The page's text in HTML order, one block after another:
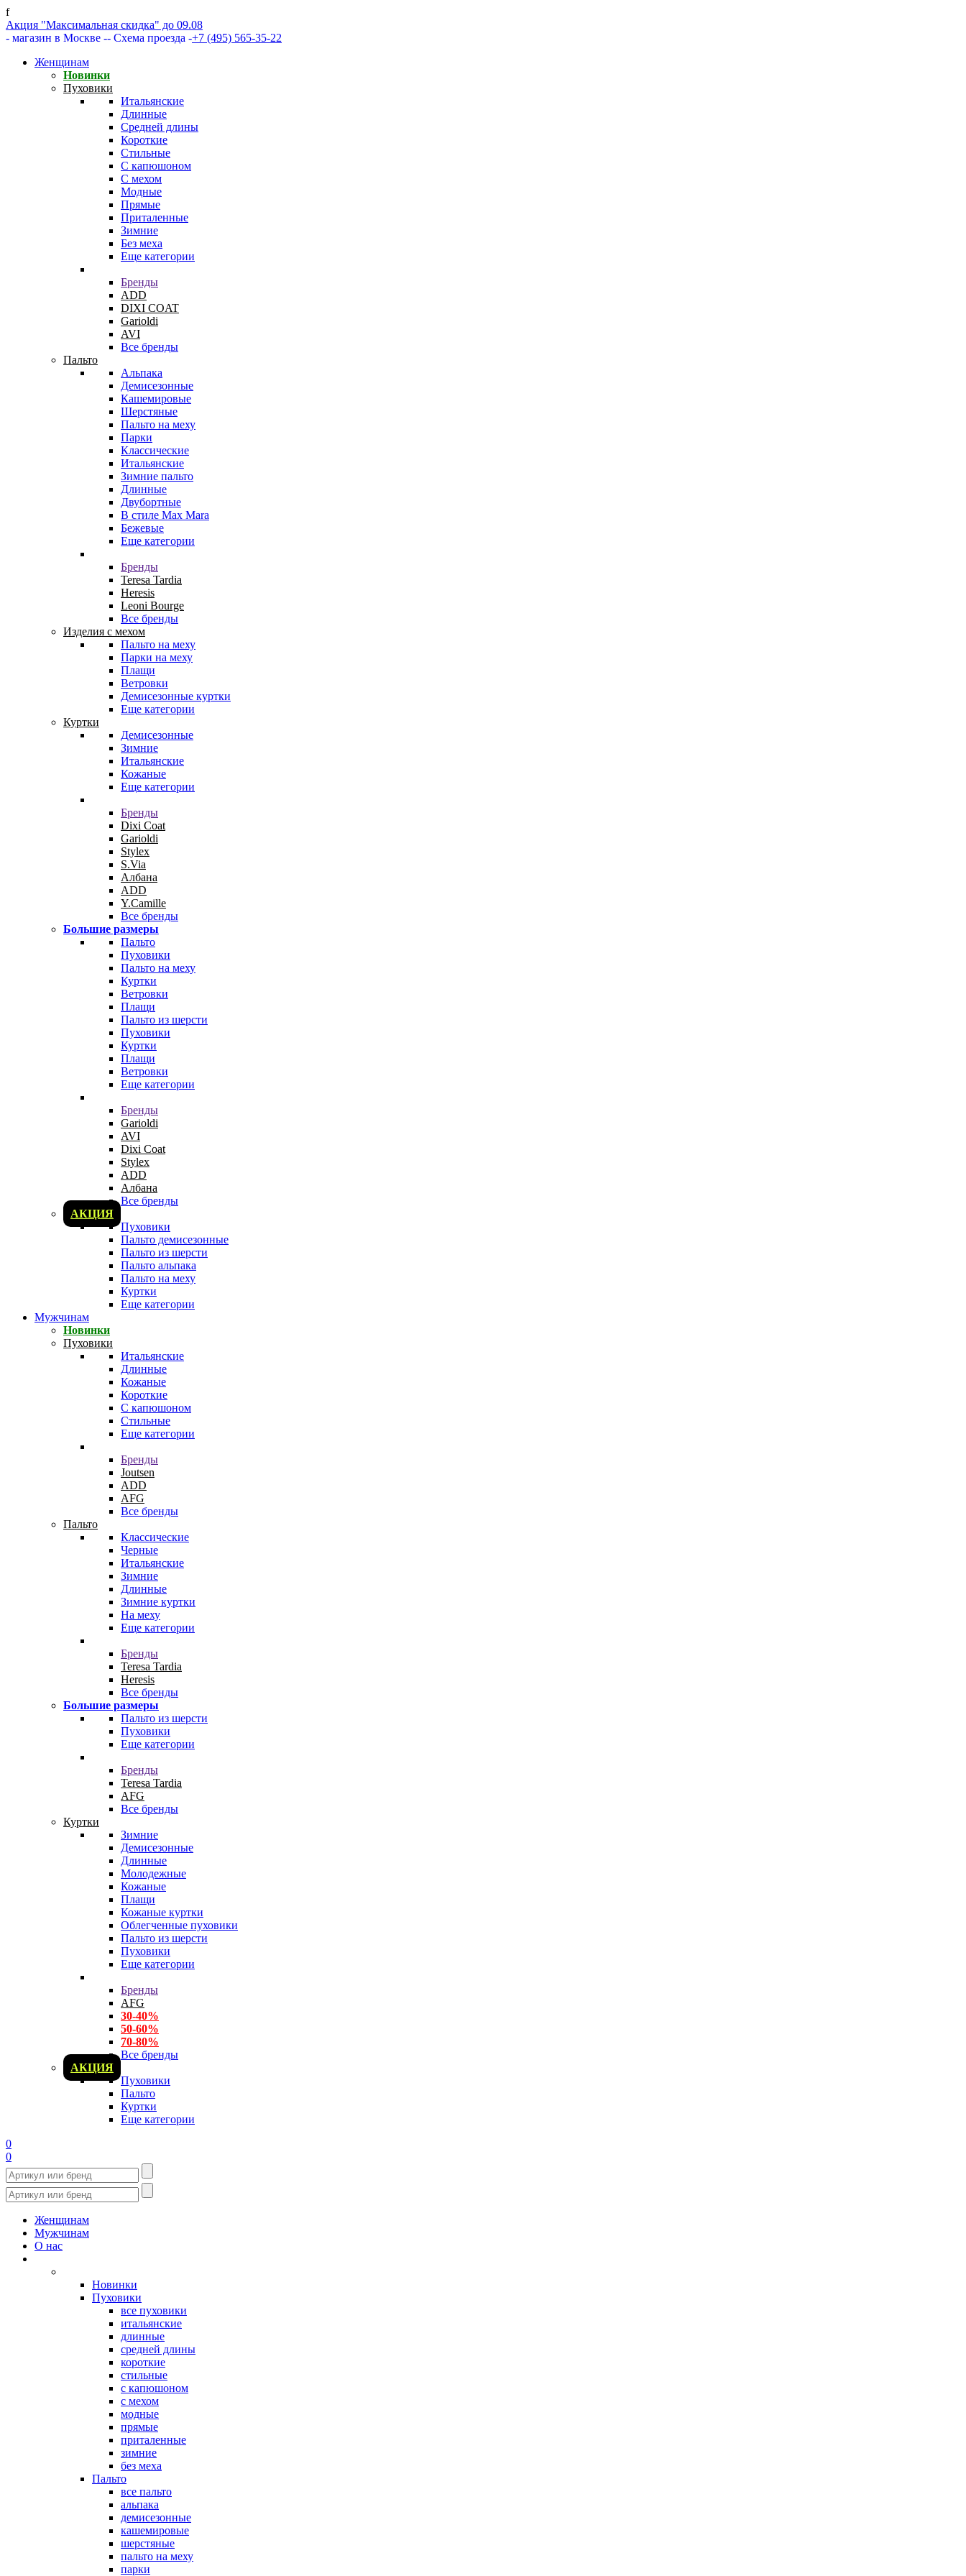
f
Акция "Максимальная скидка" до 09.08
- магазин в Москве -- Схема проезда -+7 (495) 565-35-22
Женщинам
Новинки
Пуховики
Итальянские
Длинные
Средней длины
Короткие
Стильные
С капюшоном
С мехом
Модные
Прямые
Приталенные
Зимние
Без меха
Еще категории
Бренды
ADD
DIXI COAT
Garioldi
AVI
Все бренды
Пальто
Альпака
Демисезонные
Кашемировые
Шерстяные
Пальто на меху
Парки
Классические
Итальянские
Зимние пальто
Длинные
Двубортные
В стиле Max Mara
Бежевые
Еще категории
Бренды
Teresa Tardia
Heresis
Leoni Bourge
Все бренды
Изделия с мехом
Пальто на меху
Парки на меху
Плащи
Ветровки
Демисезонные куртки
Еще категории
Куртки
Демисезонные
Зимние
Итальянские
Кожаные
Еще категории
Бренды
Dixi Coat
Garioldi
Stylex
S.Via
Албана
ADD
Y.Camille
Все бренды
Большие размеры
Пальто
Пуховики
Пальто на меху
Куртки
Ветровки
Плащи
Пальто из шерсти
Пуховики
Куртки
Плащи
Ветровки
Еще категории
Бренды
Garioldi
AVI
Dixi Coat
Stylex
ADD
Албана
Все бренды
АКЦИЯ
Пуховики
Пальто демисезонные
Пальто из шерсти
Пальто альпака
Пальто на меху
Куртки
Еще категории
Мужчинам
Новинки
Пуховики
Итальянские
Длинные
Кожаные
Короткие
С капюшоном
Стильные
Еще категории
Бренды
Joutsen
ADD
AFG
Все бренды
Пальто
Классические
Черные
Итальянские
Зимние
Длинные
Зимние куртки
На меху
Еще категории
Бренды
Teresa Tardia
Heresis
Все бренды
Большие размеры
Пальто из шерсти
Пуховики
Еще категории
Бренды
Teresa Tardia
AFG
Все бренды
Куртки
Зимние
Демисезонные
Длинные
Молодежные
Кожаные
Плащи
Кожаные куртки
Облегченные пуховики
Пальто из шерсти
Пуховики
Еще категории
Бренды
AFG
30-40%
50-60%
70-80%
Все бренды
АКЦИЯ
Пуховики
Пальто
Куртки
Еще категории
0
0
Женщинам
Мужчинам
О нас
Новинки
Пуховики
все пуховики
итальянские
длинные
средней длины
короткие
стильные
с капюшоном
с мехом
модные
прямые
приталенные
зимние
без меха
Пальто
все пальто
альпака
демисезонные
кашемировые
шерстяные
пальто на меху
парки